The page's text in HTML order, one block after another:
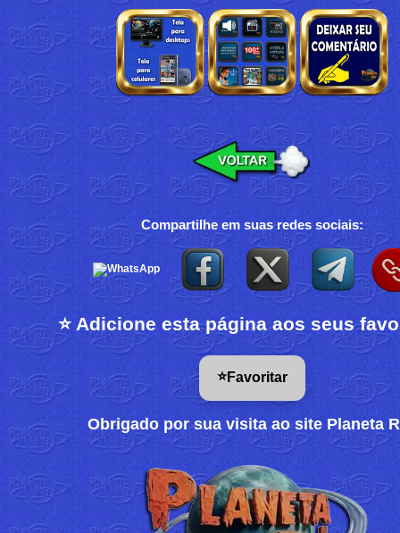
Compartilhe em suas redes sociais:
⭐ Adicione esta página aos seus
⭐Favoritar
Obrigado por sua visita ao site Planeta